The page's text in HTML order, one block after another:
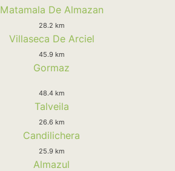
Matamala De Almazan
28.2 km
Villaseca De Arciel
45.9 km
Gormaz
48.4 km
Talveila
26.6 km
Candilichera
25.9 km
Almazul